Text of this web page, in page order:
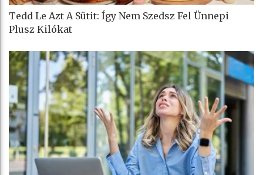
Tedd Le Azt A Sütit: Így Nem Szedsz Fel Ünnepi
Plusz Kilókat